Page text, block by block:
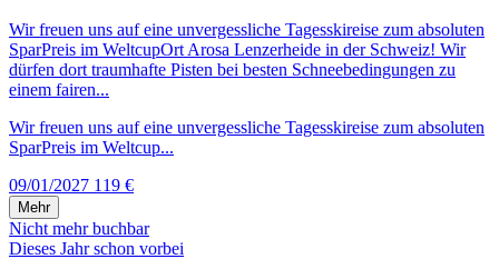
Wir freuen uns auf eine unvergessliche Tagesskireise zum absoluten
SparPreis im WeltcupOrt Arosa Lenzerheide in der Schweiz! Wir
dürfen dort traumhafte Pisten bei besten Schneebedingungen zu
einem fairen...
Wir freuen uns auf eine unvergessliche Tagesskireise zum absoluten
SparPreis im Weltcup...
09/01/2027 119 €
Mehr
Nicht mehr buchbar
Dieses Jahr schon vorbei